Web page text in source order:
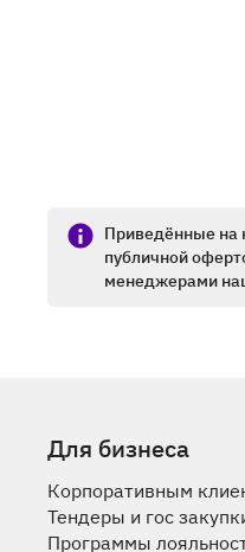
Приведённые на
публичной
менеджерами
Для бизнеса
Корпоративным
Тендеры и гос
Программы